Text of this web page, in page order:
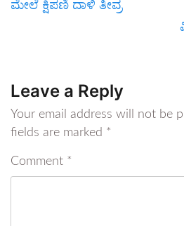
ಮೇಲೆ ಕ್ಷಿಪಣಿ ದಾಳಿ ತೀವ್ರ
Leave a Reply
Your email address will not be
fields are marked *
Comment *